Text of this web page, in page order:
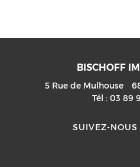
BISCHOFF
5 Rue de Mulhouse
Tél :03 89
SUIVEZ-NOUS